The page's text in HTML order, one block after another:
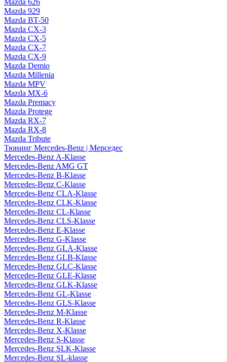
Mazda 626
Mazda 929
Mazda BT-50
Mazda CX-3
Mazda CX-5
Mazda CX-7
Mazda CX-9
Mazda Demio
Mazda Millenia
Mazda MPV
Mazda MX-6
Mazda Premacy
Mazda Protege
Mazda RX-7
Mazda RX-8
Mazda Tribute
Тюнинг Mercedes-Benz | Мерседес
Mercedes-Benz A-Klasse
Mercedes-Benz AMG GT
Mercedes-Benz B-Klasse
Mercedes-Benz C-Klasse
Mercedes-Benz CLA-Klasse
Mercedes-Benz CLK-Klasse
Mercedes-Benz CL-Klasse
Mercedes-Benz CLS-Klasse
Mercedes-Benz E-Klasse
Mercedes-Benz G-Klasse
Mercedes-Benz GLA-Klasse
Mercedes-Benz GLB-Klasse
Mercedes-Benz GLC-Klasse
Mercedes-Benz GLE-Klasse
Mercedes-Benz GLK-Klasse
Mercedes-Benz GL-Klasse
Mercedes-Benz GLS-Klasse
Mercedes-Benz M-Klasse
Mercedes-Benz R-Klasse
Mercedes-Benz X-Klasse
Mercedes-Benz S-Klasse
Mercedes-Benz SLK-Klasse
Mercedes-Benz SL-klasse